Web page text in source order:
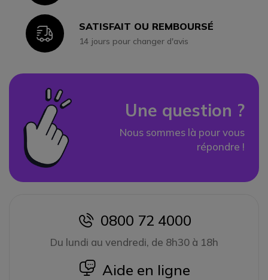
IconSATISFAIT OU REMBOURSÉ
14 jours pour changer d'avis
Une question ?
Nous sommes là pour vous
répondre !
icon
0800 72 4000
Du lundi au vendredi, de 8h30 à 18h
icon
Aide en ligne